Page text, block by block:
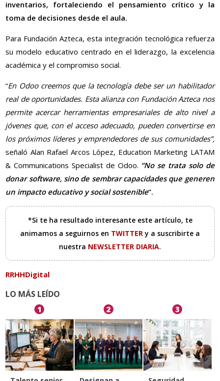
inventarios, fortaleciendo el pensamiento crítico y la
toma de decisiones desde el aula.
Para Fundación Azteca, esta integración tecnológica refuerza
su modelo educativo centrado en el liderazgo, la excelencia
académica y el compromiso social.
“En Odoo creemos que la tecnología debe ser un habilitador
real de oportunidades. Esta alianza con Fundación Azteca nos
permite acercar herramientas empresariales de alto nivel a
jóvenes que, con el acceso adecuado, pueden convertirse en
los próximos líderes y emprendedores de sus comunidades”,
señaló Alan Rafael Arcos López, Education Marketing LATAM
& Communications Specialist de Odoo. “No se trata solo de
donar software, sino de sembrar capacidades que generen
un impacto educativo y social sostenible”.
*Si te ha resultado interesante este artículo, te
animamos a seguirnos en TWITTERy a suscribirte a
nuestra NEWSLETTER DIARIA.
RRHHDigital
LO MÁS LEÍDO
1 2 3